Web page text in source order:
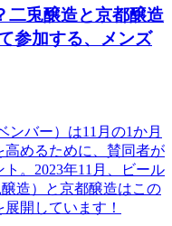
二兎醸造と京都醸造
参加する、メンズ
ンバー）は11月の1か月
高めるために、賛同者が
。2023年11月、ビール
造）と京都醸造はこの
開しています！